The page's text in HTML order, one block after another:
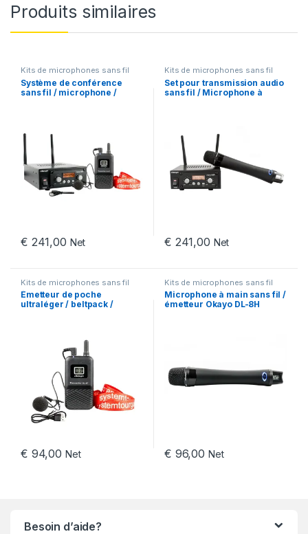
Produits similaires
Kits de microphones sans fil
Système de conférence
sans fil / microphone /
€ 241,00 Net
Kits de microphones sans fil
Set pour transmission audio
sans fil / Microphone à
€ 241,00 Net
Kits de microphones sans fil
Émetteur de poche
ultraléger / beltpack /
€ 94,00 Net
Kits de microphones sans fil
Microphone à main sans fil /
émetteur Okayo DL-8H
€ 96,00 Net
Besoin d’aide?